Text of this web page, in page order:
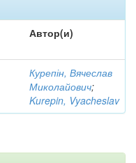
Автор(и)
Курепін, Вячеслав
Миколайович;
Kurepin, Vyacheslav